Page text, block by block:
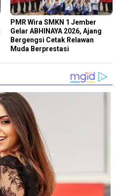
PMR Wira SMKN 1 Jember
Gelar ABHINAYA 2026, Ajang
Bergengsi Cetak Relawan
Muda Berprestasi